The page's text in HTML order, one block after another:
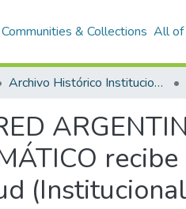
Communities & Collections All of
Archivo Histórico Institucional